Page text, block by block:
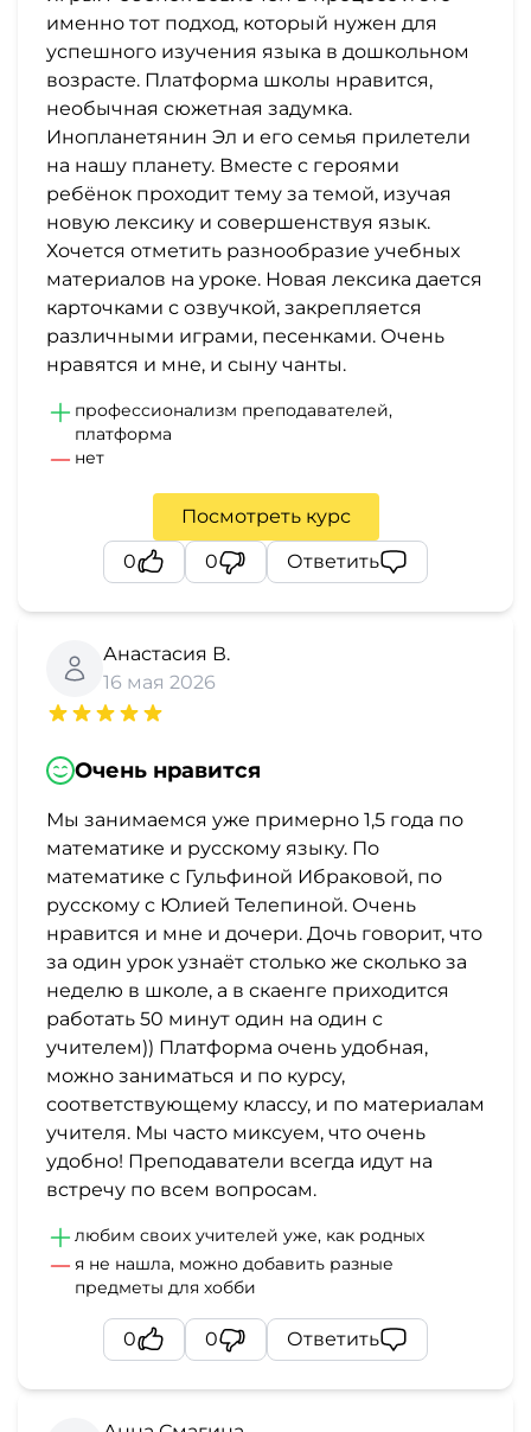
именно тот подход, который нужен для
успешного изучения языка в дошкольном
возрасте. Платформа школы нравится,
необычная сюжетная задумка.
Инопланетянин Эл и его семья прилетели
на нашу планету. Вместе с героями
ребёнок проходит тему за темой, изучая
новую лексику и совершенствуя язык.
Хочется отметить разнообразие учебных
материалов на уроке. Новая лексика дается
карточками с озвучкой, закрепляется
различными играми, песенками. Очень
нравятся и мне, и сыну чанты.
профессионализм преподавателей,
платформа
нет
Посмотреть курс
0
0 Ответить
Анастасия В.
16 мая 2026
Очень нравится
Мы занимаемся уже примерно 1,5 года по
математике и русскому языку. По
математике с Гульфиной Ибраковой, по
русскому с Юлией Телепиной. Очень
нравится и мне и дочери. Дочь говорит, что
за один урок узнаёт столько же сколько за
неделю в школе, а в скаенге приходится
работать 50 минут один на один с
учителем)) Платформа очень удобная,
можно заниматься и по курсу,
соответствующему классу, и по материалам
учителя. Мы часто миксуем, что очень
удобно! Преподаватели всегда идут на
встречу по всем вопросам.
любим своих учителей уже, как родных
я не нашла, можно добавить разные
предметы для хобби
0 0 Ответить